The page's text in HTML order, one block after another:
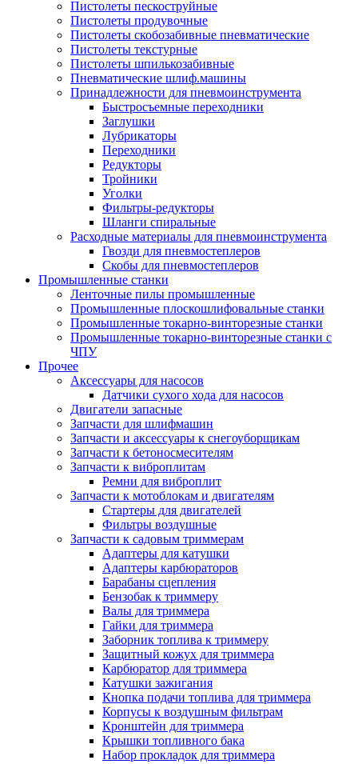
Пистолеты пескоструйные
Пистолеты продувочные
Пистолеты скобозабивные пневматические
Пистолеты текстурные
Пистолеты шпилькозабивные
Пневматические шлиф.машины
Принадлежности для пневмоинструмента
Быстросъемные переходники
Заглушки
Лубрикаторы
Переходники
Редукторы
Тройники
Уголки
Фильтры-редукторы
Шланги спиральные
Расходные материалы для пневмоинструмента
Гвозди для пневмостеплеров
Скобы для пневмостеплеров
Промышленные станки
Ленточные пилы промышленные
Промышленные плоскошлифовальные станки
Промышленные токарно-винторезные станки
Промышленные токарно-винторезные станки с
ЧПУ
Прочее
Аксессуары для насосов
Датчики сухого хода для насосов
Двигатели запасные
Запчасти для шлифмашин
Запчасти и аксессуары к снегоуборщикам
Запчасти к бетоносмесителям
Запчасти к виброплитам
Ремни для виброплит
Запчасти к мотоблокам и двигателям
Стартеры для двигателей
Фильтры воздушные
Запчасти к садовым триммерам
Адаптеры для катушки
Адаптеры карбюраторов
Барабаны сцепления
Бензобак к триммеру
Валы для триммера
Гайки для триммера
Заборник топлива к триммеру
Защитный кожух для триммера
Карбюратор для триммера
Катушки зажигания
Кнопка подачи топлива для триммера
Корпусы к воздушным фильтрам
Кронштейн для триммера
Крышки топливного бака
Набор прокладок для триммера